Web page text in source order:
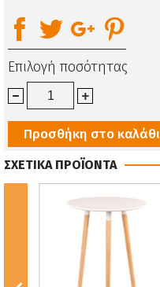
Επιλογή ποσότητας
Προσθήκη στο καλάθι
ΣΧΕΤΙΚΑ ΠΡΟΪΟΝΤΑ